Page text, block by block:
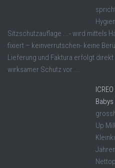
Sitzschutzauflage ...- wird mittels
fixiert – keinverrutschen- keine
Lieferung und Faktura erfolgt direkt
wirksamer Schutz vor ...
Babys
Up